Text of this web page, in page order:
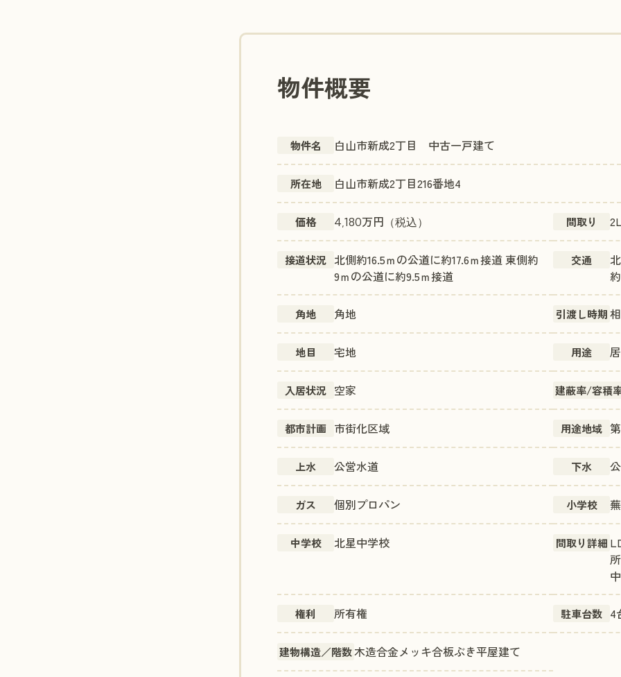
物件概要
物件名 白山市新成2丁目 中古一戸建て
所在地 白山市新成2丁目216番地4
価格 4,180万円 （税込） 間取り
接道状況 北側約16.5ｍの公道に約17.6ｍ接道 東側約
9ｍの公道に約9.5ｍ接道
交通
角地 角地 引渡し時期
地目 宅地 用途
入居状況 空家 建蔽率/容積
都市計画 市街化区域 用途地域
上水 公営水道 下水
ガス 個別プロパン 小学校
中学校 北星中学校 間取り詳細
権利 所有権 駐車台数 4
建物構造／階数木造合金メッキ合板ぶき平屋建て